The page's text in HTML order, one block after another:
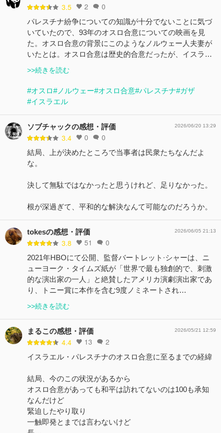
3.5 2 0
パレスチナ紛争についての知識が十分でないことに気づ
いていたので、93年のオスロ合意についての映画を見
た。オスロ合意の背景にこのようなノルウェー人夫妻が
いたとは。オスロ合意は歴史的合意だったが、イスラ…
>>続きを読む
#オスロ#ノルウェー#オスロ合意#パレスチナ#ガザ
#イスラエル
ソブチャックの感想・評価
3.4 0 0
2026/06/20 13:29
結局、上が決めたところで当事者は民衆たちなんだよ
な。
決して無駄ではなかったと思うけれど、足りなかった。
根が深過ぎて、平和的な解決なんて可能なのだろうか。
tokesの感想・評価
3.8 51 0
2026/06/05 21:13
2021年HBOにて公開、監督バートレット·シャーは、ニ
ューヨーク・タイムズ紙が「世界で最も独創的で、刺激
的な演出家の一人」と絶賛したアメリカ演劇演出家であ
り、トニー賞に本作を含む9度ノミネートされ…
>>続きを読む
まるこの感想・評価
4.4 13 2
2026/05/21 12:59
イスラエル・パレスチナのオスロ合意に至るまでの経緯
結局、今のこの状況があるから
オスロ合意があっても和平は訪れてないのは100も承知
なんだけど
緊迫したやり取り
一触即発とまでは言わないけど